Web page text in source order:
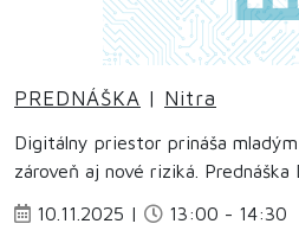
PREDNÁŠKA | Nitra
Digitálny priestor prináša
zároveň aj nové riziká. Prednáška
10.11.2025 |
13:00 - 14:30